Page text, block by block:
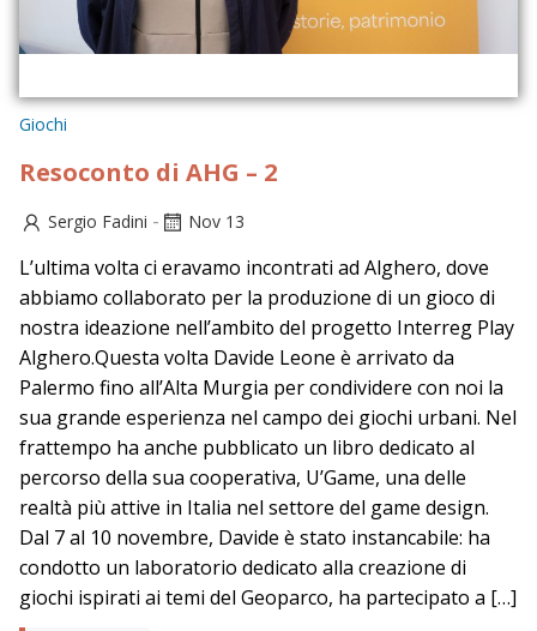
Giochi
Resoconto di AHG – 2
Sergio Fadini - Nov 13
L’ultima volta ci eravamo incontrati ad Alghero, dove
abbiamo collaborato per la produzione di un gioco di
nostra ideazione nell’ambito del progetto Interreg Play
Alghero.Questa volta Davide Leone è arrivato da
Palermo fino all’Alta Murgia per condividere con noi la
sua grande esperienza nel campo dei giochi urbani. Nel
frattempo ha anche pubblicato un libro dedicato al
percorso della sua cooperativa, U’Game, una delle
realtà più attive in Italia nel settore del game design.
Dal 7 al 10 novembre, Davide è stato instancabile: ha
condotto un laboratorio dedicato alla creazione di
giochi ispirati ai temi del Geoparco, ha partecipato a […]